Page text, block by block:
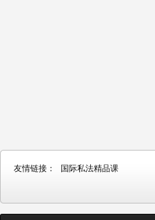
友情链接： 国际私法精品课